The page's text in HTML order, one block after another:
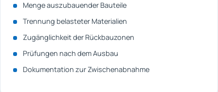
Menge auszubauender Bauteile
Trennung belasteter Materialien
Zugänglichkeit der Rückbauzonen
Prüfungen nach dem Ausbau
Dokumentation zur Zwischenabnahme